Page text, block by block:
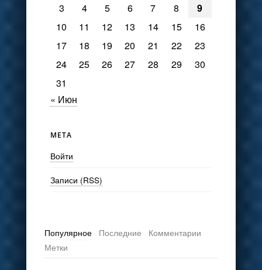
3
4 5 6 7 8
9
10
11 12 13 14 15
16
17
18 19 20 21 22
23
24
25 26 27 28 29
30
31
« Июн
МЕТА
Войти
Записи (RSS)
Популярное Последние
Комментарии
Метки